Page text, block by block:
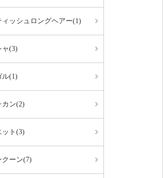
ィッシュロングヘアー(1)
ャ(3)
ル(1)
カン(2)
ット(3)
クーン(7)